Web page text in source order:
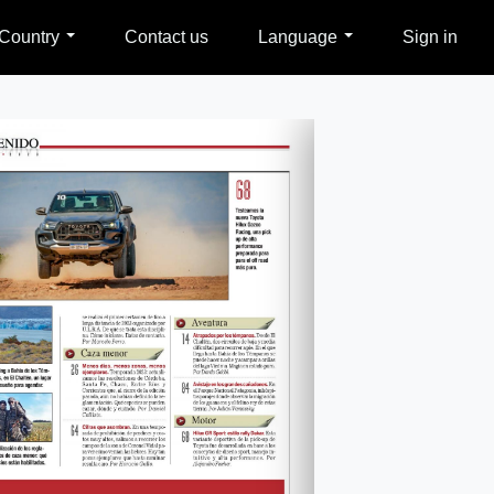
Contact us Language Sign in